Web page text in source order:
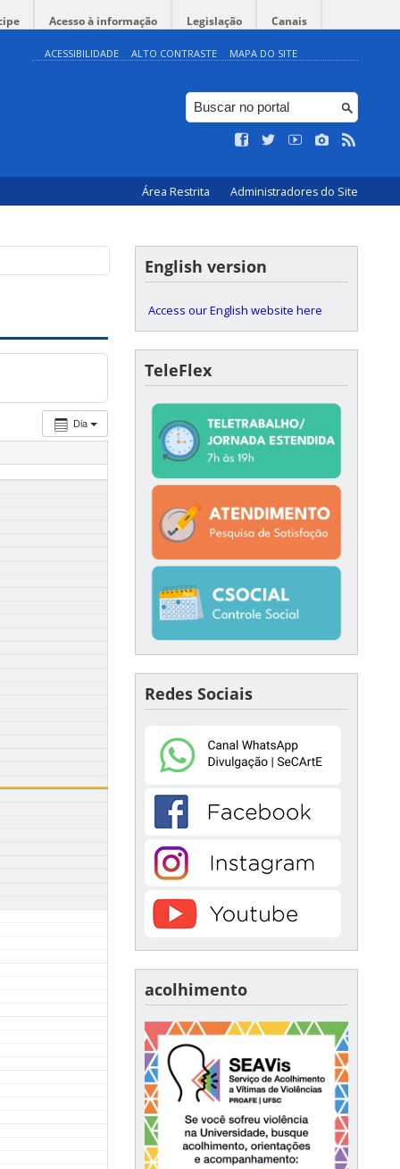
Acesso à informação Legislação Canais
ACESSIBILIDADE ALTO CONTRASTE MAPA DO SITE
Área Restrita Administradores do Site
Dia
English version
Access our English website here
TeleFlex
Redes Sociais
acolhimento